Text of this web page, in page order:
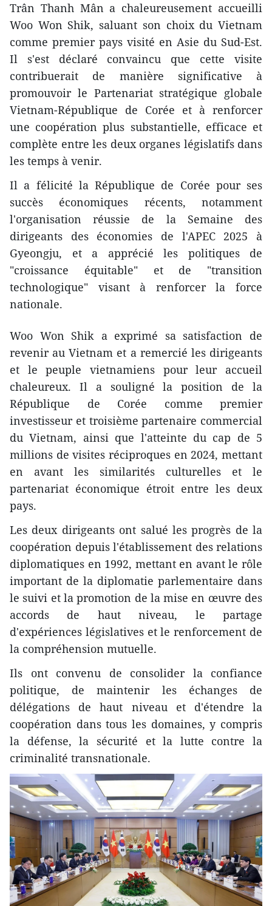
Trân Thanh Mân a chaleureusement accueilli
Woo Won Shik, saluant son choix du Vietnam
comme premier pays visité en Asie du Sud-Est.
Il s'est déclaré convaincu que cette visite
contribuerait de manière significative à
promouvoir le Partenariat stratégique globale
Vietnam-République de Corée et à renforcer
une coopération plus substantielle, efficace et
complète entre les deux organes législatifs dans
les temps à venir.
Il a félicité la République de Corée pour ses
succès économiques récents, notamment
l'organisation réussie de la Semaine des
dirigeants des économies de l'APEC 2025 à
Gyeongju, et a apprécié les politiques de
"croissance équitable" et de "transition
technologique" visant à renforcer la force
nationale.
Woo Won Shik a exprimé sa satisfaction de
revenir au Vietnam et a remercié les dirigeants
et le peuple vietnamiens pour leur accueil
chaleureux. Il a souligné la position de la
République de Corée comme premier
investisseur et troisième partenaire commercial
du Vietnam, ainsi que l'atteinte du cap de 5
millions de visites réciproques en 2024, mettant
en avant les similarités culturelles et le
partenariat économique étroit entre les deux
pays.
Les deux dirigeants ont salué les progrès de la
coopération depuis l'établissement des relations
diplomatiques en 1992, mettant en avant le rôle
important de la diplomatie parlementaire dans
le suivi et la promotion de la mise en œuvre des
accords de haut niveau, le partage
d'expériences législatives et le renforcement de
la compréhension mutuelle.
Ils ont convenu de consolider la confiance
politique, de maintenir les échanges de
délégations de haut niveau et d'étendre la
coopération dans tous les domaines, y compris
la défense, la sécurité et la lutte contre la
criminalité transnationale.